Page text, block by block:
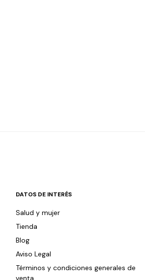
DATOS DE INTERÉS
Salud y mujer
Tienda
Blog
Aviso Legal
Términos y condiciones generales de
venta